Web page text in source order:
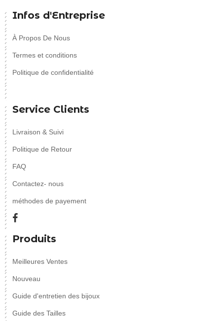
Infos d'Entreprise
À Propos De Nous
Termes et conditions
Politique de confidentialité
Service Clients
Livraison & Suivi
Politique de Retour
FAQ
Contactez- nous
méthodes de payement
Produits
Meilleures Ventes
Nouveau
Guide d'entretien des bijoux
Guide des Tailles